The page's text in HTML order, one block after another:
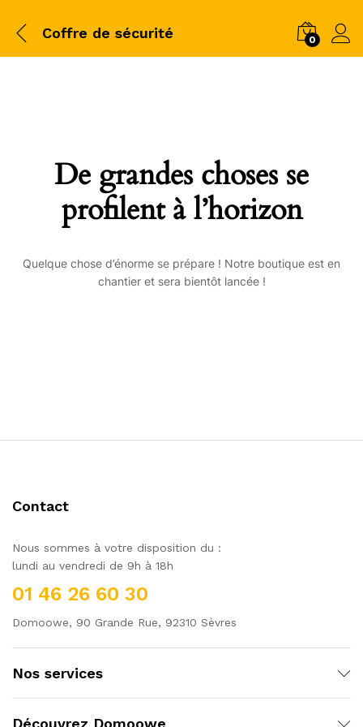
Coffre de sécurité 0
De grandes choses se
profilent à l’horizon
Quelque chose d’énorme se prépare ! Notre boutique est en
chantier et sera bientôt lancée !
Contact
Nous sommes à votre disposition du :
lundi au vendredi de 9h à 18h
01 46 26 60 30
Domoowe, 90 Grande Rue, 92310 Sèvres
Nos services
Découvrez Domoowe